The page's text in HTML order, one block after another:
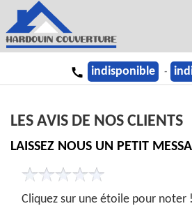
indisponible -
LES AVIS DE NOS CLIENTS
LAISSEZ NOUS UN PETIT
Cliquez sur une étoile pour noter !